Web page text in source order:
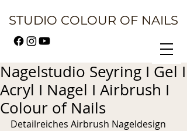
STUDIO COLOUR OF NAILS
Nagelstudio Seyring I Gel I
Acryl I Nagel I Airbrush I
Colour of Nails
Detailreiches Airbrush Nageldesign